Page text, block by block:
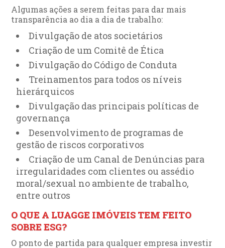
Algumas ações a serem feitas para dar mais
transparência ao dia a dia de trabalho:
Divulgação de atos societários
Criação de um Comitê de Ética
Divulgação do Código de Conduta
Treinamentos para todos os níveis
hierárquicos
Divulgação das principais políticas de
governança
Desenvolvimento de programas de
gestão de riscos corporativos
Criação de um Canal de Denúncias para
irregularidades com clientes ou assédio
moral/sexual no ambiente de trabalho,
entre outros
O QUE A LUAGGE IMÓVEIS TEM FEITO
SOBRE ESG?
O ponto de partida para qualquer empresa investir